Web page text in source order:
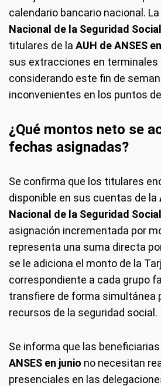
calendario bancario nacional. La
Nacional de la Seguridad Social
titulares de la AUH de ANSES
sus extracciones en
considerando este fin de
inconvenientes en los puntos
¿Qué montos neto se
fechas asignadas?
Se confirma que los titulares
disponible en sus cuentas de la
Nacional de la Seguridad Social
asignación incrementada por
representa una suma directa
se le adiciona el monto de la
correspondiente a cada grupo
transfiere de forma simultánea
recursos de la seguridad social.
Se informa que las beneficiarias
ANSES en junio no necesitan
presenciales en las